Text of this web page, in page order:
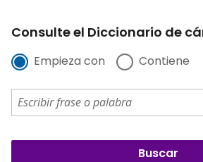
Consulte el Diccionario de
Empieza con Contiene